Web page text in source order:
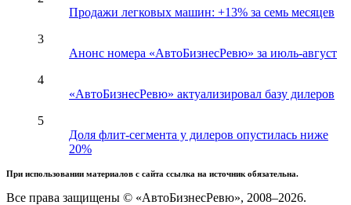
Продажи легковых машин: +13% за семь месяцев
3
Анонс номера «АвтоБизнесРевю» за июль-август
4
«АвтоБизнесРевю» актуализировал базу дилеров
5
Доля флит-сегмента у дилеров опустилась ниже
20%
При использовании материалов с сайта ссылка на источник обязательна.
Все права защищены © «АвтоБизнесРевю», 2008–2026.